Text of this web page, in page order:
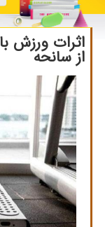
اثرات ورزش
از سانحه